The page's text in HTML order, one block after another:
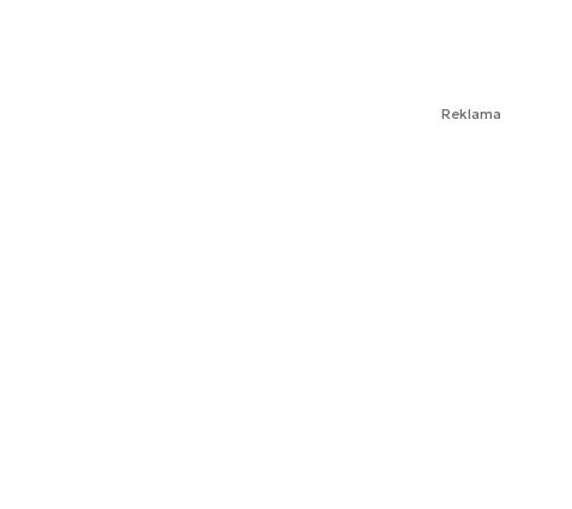
Reklama